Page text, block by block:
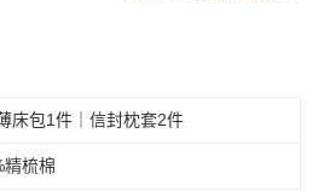
床包1件｜信封枕套2件
梳棉